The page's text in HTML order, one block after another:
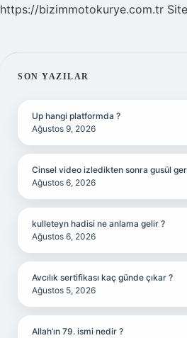
https://bizimmotokurye.com.tr
SIDEBAR
SON YAZILAR
Up hangi platformda ?
Ağustos 9, 2026
Cinsel video izledikten sonra gusül
Ağustos 6, 2026
kulleteyn hadisi ne anlama gelir ?
Ağustos 6, 2026
Avcılık sertifikası kaç günde çıkar ?
Ağustos 5, 2026
Allah’ın 79. ismi nedir ?